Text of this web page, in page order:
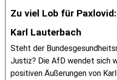
Zu viel Lob für
Karl Lauterbach
Steht der
Justiz? Die AfD wendet sich
positiven Äußerungen von